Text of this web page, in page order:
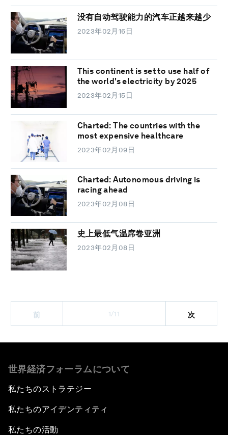
没有自动驾驶能力的汽车正越来越少
2023年02月16日
This continent is set to use half of
the world's electricity by 2025
2023年02月15日
Charted: The countries with the
most expensive healthcare
2023年02月09日
Charted: Autonomous driving is
racing ahead
2023年02月08日
史上最低气温席卷亚洲
2023年02月08日
前 1/11 次
世界経済フォーラムについて
私たちのストラテジー
私たちのアイデンティティ
私たちの活動